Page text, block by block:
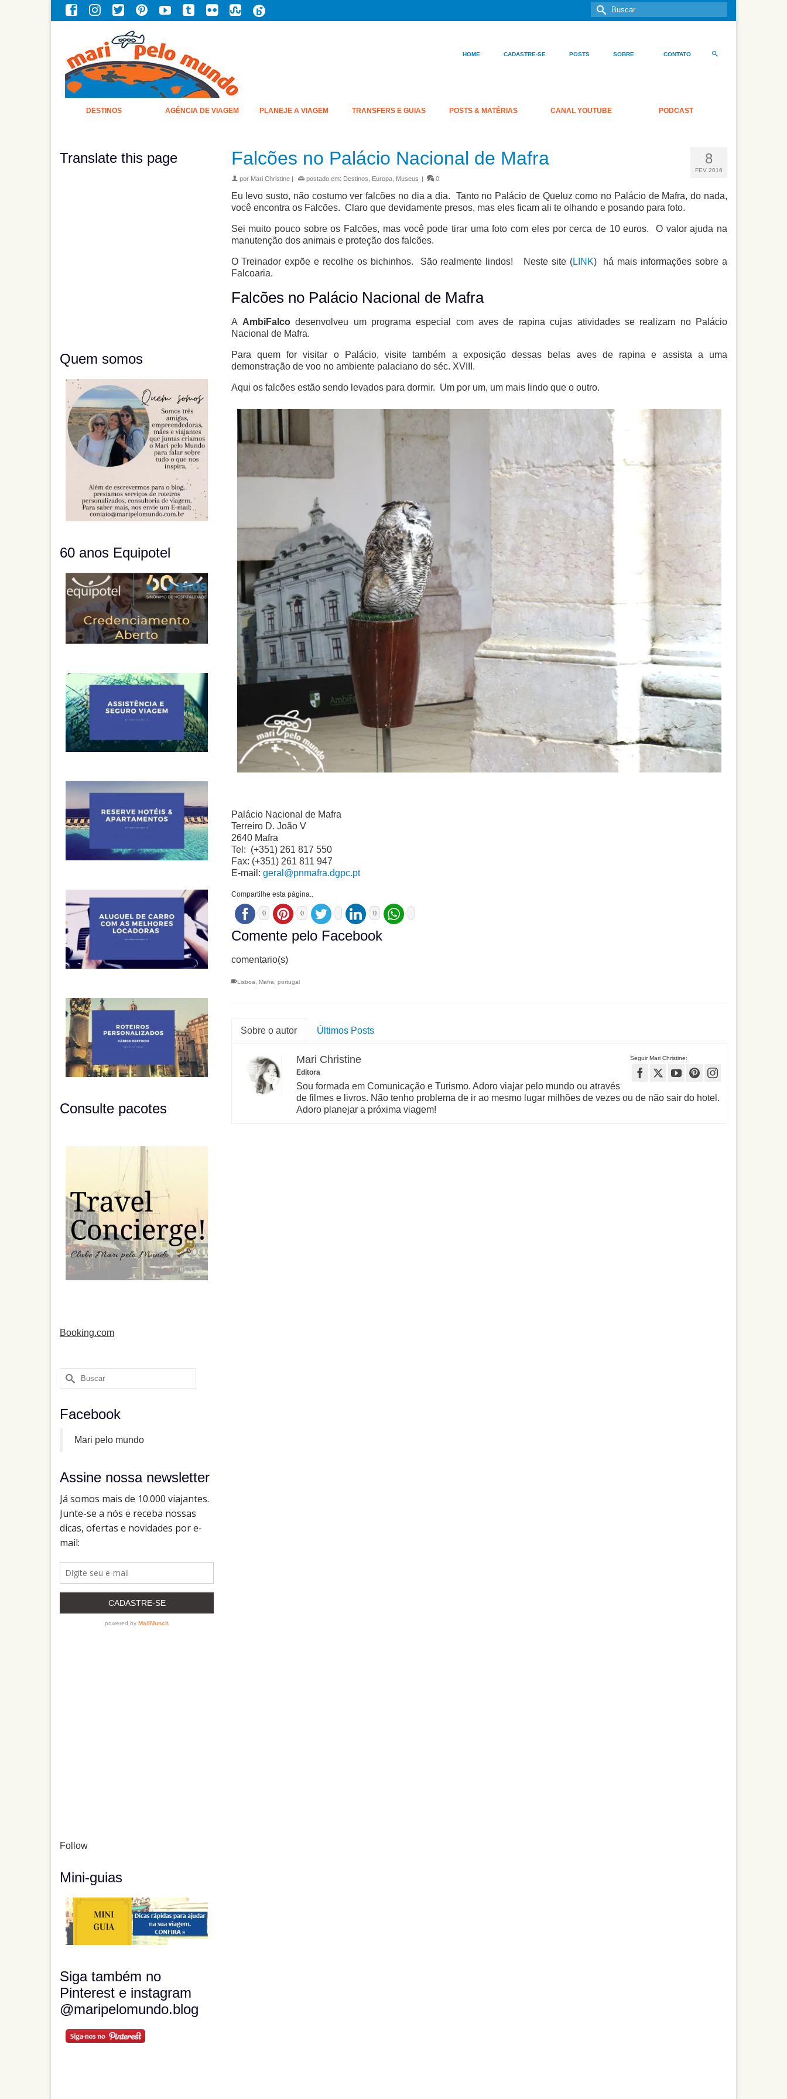
Buscar
por:
HOME CADASTRE-SE POSTS SOBRE CONTATO
DESTINOS AGÊNCIA DE VIAGEM PLANEJE A VIAGEM TRANSFERS E GUIAS POSTS & MATÉRIAS CANAL YOUTUBE PODCAST
8
FEV 2016
Falcões no Palácio Nacional de Mafra
por Mari Christine postado em: Destinos Europa, Museus 0
Eu levo susto, não costumo ver falcões no dia a dia. Tanto no Palácio de Queluz como no Palácio de Mafra, do nada,
você encontra os Falcões. Claro que devidamente presos, mas eles ficam ali te olhando e posando para foto.
Sei muito pouco sobre os Falcões, mas você pode tirar uma foto com eles por cerca de 10 euros. O valor ajuda na
manutenção dos animais e proteção dos falcões.
O Treinador expõe e recolhe os bichinhos. São realmente lindos! Neste site (LINK) há mais informações sobre a
Falcoaria.
Falcões no Palácio Nacional de Mafra
A AmbiFalcodesenvolveu um programa especial com aves de rapina cujas atividades se realizam no Palácio
Nacional de Mafra.
Para quem for visitar o Palácio, visite também a exposição dessas belas aves de rapina e assista a uma
demonstração de voo no ambiente palaciano do séc. XVIII.
Aqui os falcões estão sendo levados para dormir. Um por um, um mais lindo que o outro.
Palácio Nacional de Mafra
Terreiro D. João V
2640 Mafra
Tel: (+351) 261 817 550
Fax: (+351) 261 811 947
E-mail: geral@pnmafra.dgpc.pt
Compartilhe esta página..
0 0 0
Comente pelo Facebook
comentario(s)
Lisboa Mafra portugal
Sobre o autor Últimos Posts
Seguir Mari Christine:
Mari Christine
Editora
Sou formada em Comunicação e Turismo. Adoro viajar pelo mundo ou através
de filmes e livros. Não tenho problema de ir ao mesmo lugar milhões de vezes ou de não sair do hotel.
Adoro planejar a próxima viagem!
Translate this page
Quem somos
60 anos Equipotel
Consulte pacotes
Booking.com
Buscar
por:
Facebook
Mari pelo mundo
Assine nossa newsletter
Follow
Mini-guias
Siga também no
Pinterest e instagram
@maripelomundo.blog